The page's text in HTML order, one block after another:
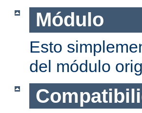
Módulo
Esto
del módulo